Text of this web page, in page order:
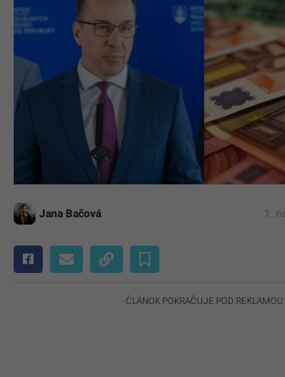
Jana Bačová 1.
ČLÁNOK POKRAČUJE POD REKLAMOU